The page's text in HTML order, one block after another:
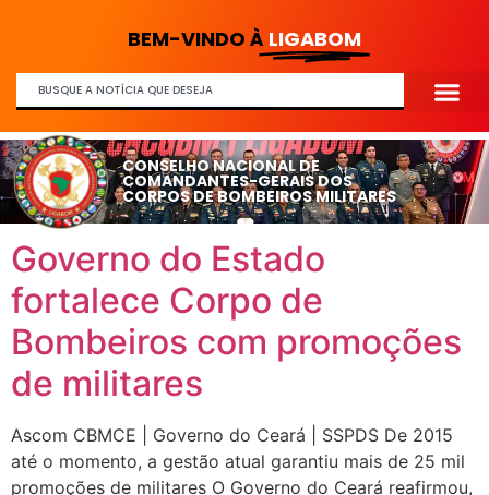
BEM-VINDO À LIGABOM
CONSELHO NACIONAL DE
COMANDANTES-GERAIS DOS
CORPOS DE BOMBEIROS MILITARES
Governo do Estado
fortalece Corpo de
Bombeiros com promoções
de militares
Ascom CBMCE | Governo do Ceará | SSPDS De 2015
até o momento, a gestão atual garantiu mais de 25 mil
promoções de militares O Governo do Ceará reafirmou,